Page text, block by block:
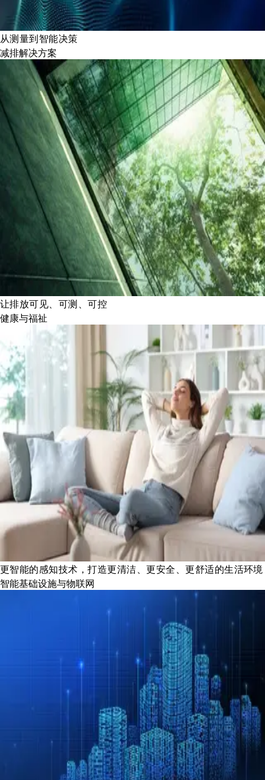
从测量到智能决策
减排解决方案
让排放可见、可测、可控
健康与福祉
更智能的感知技术，打造更清洁、更安全、更舒适的生活环境
智能基础设施与物联网